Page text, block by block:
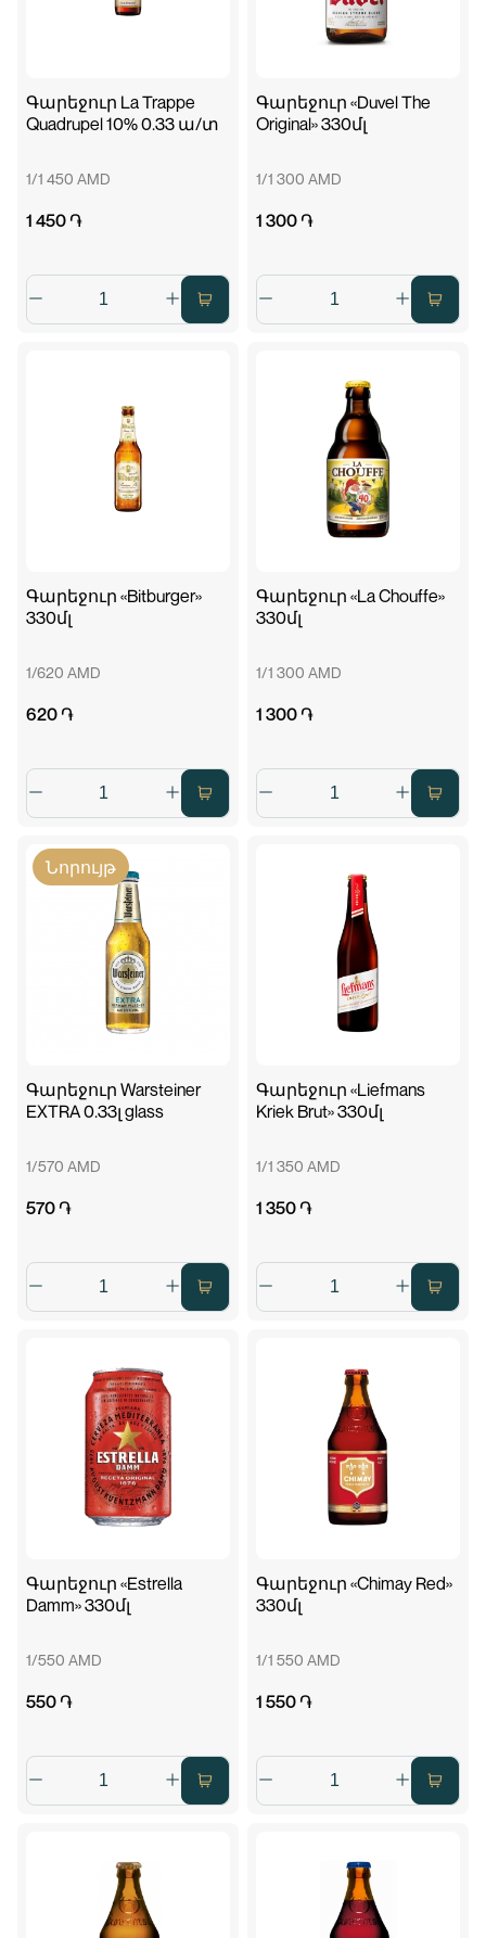
Գարեջուր La Trappe
Quadrupel 10% 0.33 ա/տ
1/1 450 AMD
1 450 ֏
Գարեջուր «Duvel The
Original» 330մլ
1/1 300 AMD
1 300 ֏
Գարեջուր «Bitburger»
330մլ
1/620 AMD
620 ֏
Գարեջուր «La Chouffe»
330մլ
1/1 300 AMD
1 300 ֏
Նորույթ
Գարեջուր Warsteiner
EXTRA 0.33լ glass
1/570 AMD
570 ֏
Գարեջուր «Liefmans
Kriek Brut» 330մլ
1/1 350 AMD
1 350 ֏
Գարեջուր «Estrella
Damm» 330մլ
1/550 AMD
550 ֏
Գարեջուր «Chimay Red»
330մլ
1/1 550 AMD
1 550 ֏